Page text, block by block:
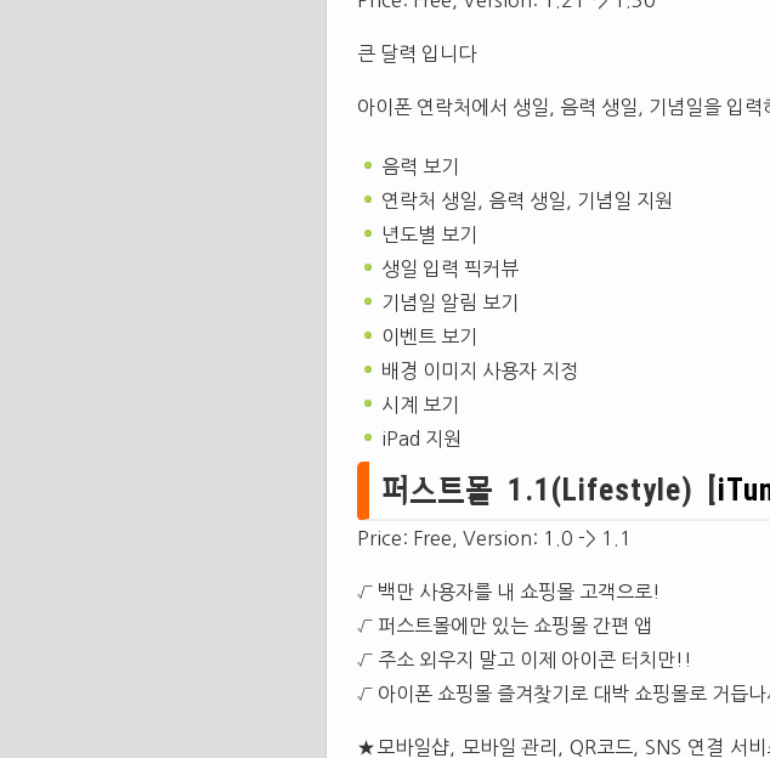
큰 달력 입니다
아이폰 연락처에서 생일, 음력 생일, 기념일을 입력
음력 보기
연락처 생일, 음력 생일, 기념일 지원
년도별 보기
생일 입력 픽커뷰
기념일 알림 보기
이벤트 보기
배경 이미지 사용자 지정
시계 보기
iPad 지원
퍼스트몰 1.1(Lifestyle) [
Price: Free, Version: 1.0 -> 1.1
√ 백만 사용자를 내 쇼핑몰 고객으로!
√ 퍼스트몰에만 있는 쇼핑몰 간편 앱
√ 주소 외우지 말고 이제 아이콘 터치만!!
√ 아이폰 쇼핑몰 즐겨찾기로 대박 쇼핑몰로 거듭
★모바일샵, 모바일 관리, QR코드, SNS 연결 서